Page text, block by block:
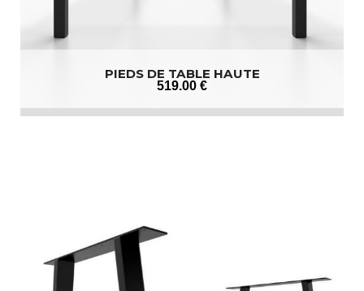
PIEDS DE TABLE HAUTE
519.00 €